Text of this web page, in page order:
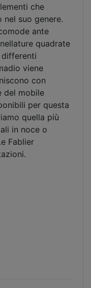
che
nel suo genere.
ante
quadrate
viene
con
del mobile
per questa
quella più
in noce o
Fablier